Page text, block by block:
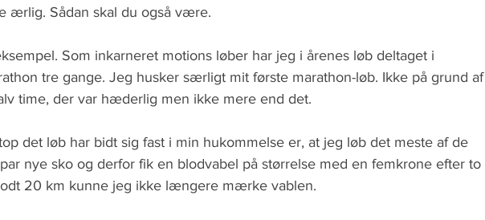
ærlig. Sådan skal du også være.
Som inkarneret motions løber har jeg i årenes løb deltaget i
tre gange. Jeg husker særligt mit første marathon-løb. Ikke på grund af
time, der var hæderlig men ikke mere end det.
det løb har bidt sig fast i min hukommelse er, at jeg løb det meste af de
nye sko og derfor fik en blodvabel på størrelse med en femkrone efter to
20 km kunne jeg ikke længere mærke vablen.